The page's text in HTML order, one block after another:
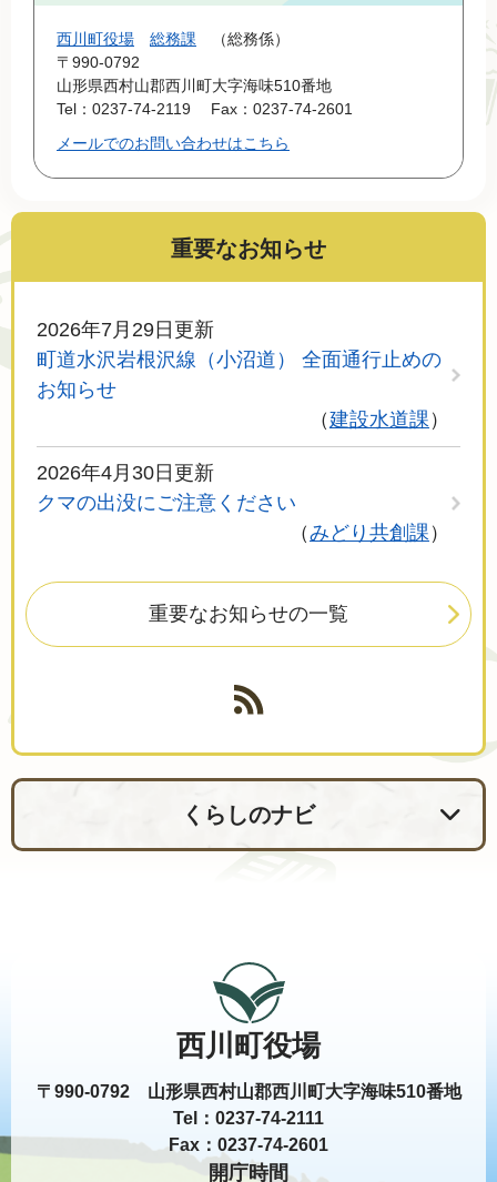
西川町役場 総務課
総務係
〒990-0792
山形県西村山郡西川町大字海味510番地
Tel：0237-74-2119
Fax：0237-74-2601
メールでのお問い合わせはこちら
重要なお知らせ
2026年7月29日更新
町道水沢岩根沢線（小沼道） 全面通行止めの
お知らせ
建設水道課
2026年4月30日更新
クマの出没にご注意ください
みどり共創課
重要なお知らせの一覧
くらしのナビ
西川町役場
〒990-0792 山形県西村山郡西川町大字海味510番地
Tel：0237-74-2111
Fax：0237-74-2601
開庁時間